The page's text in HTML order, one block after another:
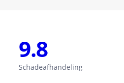
9.8
Schadeafhandeling